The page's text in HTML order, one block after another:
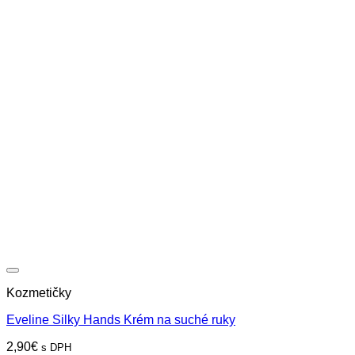
Kozmetičky
Eveline Silky Hands Krém na suché ruky
2,90€ s DPH